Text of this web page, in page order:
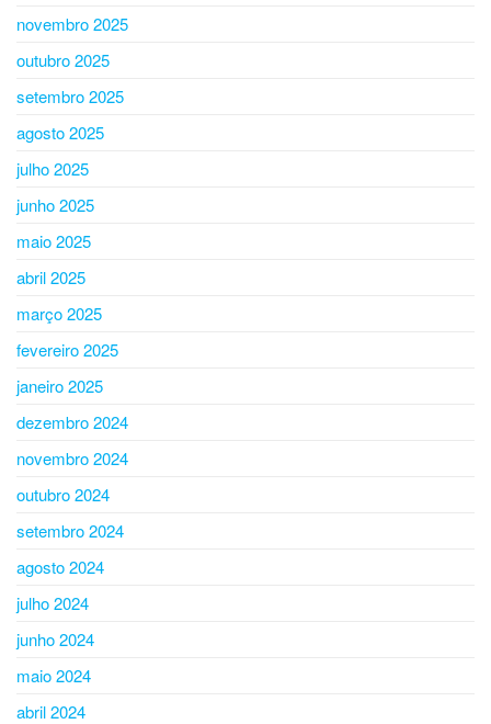
novembro 2025
outubro 2025
setembro 2025
agosto 2025
julho 2025
junho 2025
maio 2025
abril 2025
março 2025
fevereiro 2025
janeiro 2025
dezembro 2024
novembro 2024
outubro 2024
setembro 2024
agosto 2024
julho 2024
junho 2024
maio 2024
abril 2024